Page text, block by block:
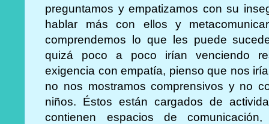
preguntamos y empatizamos con su
hablar más con ellos y
comprendemos lo que les puede
quizá poco a poco irían venciendo
exigencia con empatía, pienso que nos
no nos mostramos comprensivos y no
niños. Éstos están cargados de
contienen espacios de